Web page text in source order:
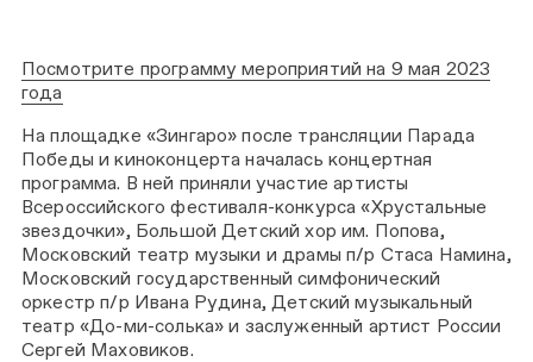
Посмотрите программу мероприятий на 9 мая 2023
года
На площадке «Зингаро» после трансляции Парада
Победы и киноконцерта началась концертная
программа. В ней приняли участие артисты
Всероссийского фестиваля-конкурса «Хрустальные
звездочки», Большой Детский хор им. Попова,
Московский театр музыки и драмы п/р Стаса Намина,
Московский государственный симфонический
оркестр п/р Ивана Рудина, Детский музыкальный
театр «До-ми-солька» и заслуженный артист России
Сергей Маховиков.